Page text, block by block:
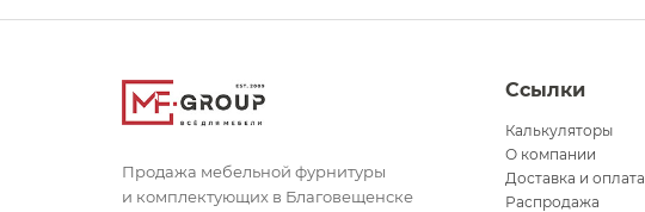
Продажа мебельной фурнитуры
и комплектующих в Благовещенске
Ссылки
Калькуляторы
О компании
Доставка и оплата
Распродажа